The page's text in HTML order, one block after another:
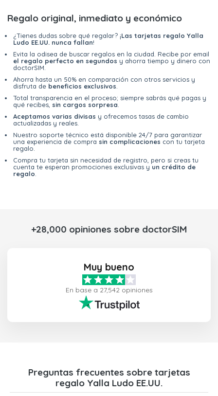
Regalo original, inmediato y económico
¿Tienes dudas sobre qué regalar? ¡Las tarjetas regalo Yalla
Ludo EE.UU. nunca fallan!
Evita la odisea de buscar regalos en la ciudad. Recibe por email
el regalo perfecto en segundos y ahorra tiempo y dinero con
doctorSIM.
Ahorra hasta un 50% en comparación con otros servicios y
disfruta de beneficios exclusivos
Total transparencia en el proceso; siempre sabrás qué pagas y
qué recibes, sin cargos sorpresa
Aceptamos varias divisas y ofrecemos tasas de cambio
actualizadas y reales.
Nuestro soporte técnico está disponible 24/7 para garantizar
una experiencia de compra sin complicaciones con tu tarjeta
regalo.
Compra tu tarjeta sin necesidad de registro, pero si creas tu
cuenta te esperan promociones exclusivas y un crédito de
regalo
+28,000 opiniones sobre doctorSIM
Muy bueno
En base a 27,542 opiniones
Preguntas frecuentes sobre tarjetas
regalo Yalla Ludo EE.UU.